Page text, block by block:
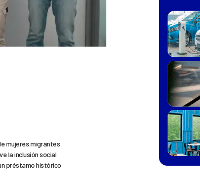
mujeres migrantes
la inclusión social
préstamo histórico